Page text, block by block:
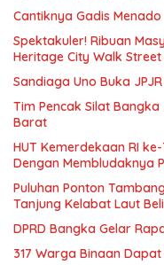
Cantiknya Gadis Menado
Spektakuler! Ribuan
Heritage City Walk
Sandiaga Uno Buka
Tim Pencak Silat
Barat
HUT Kemerdekaan RI
Dengan Membludaknya
Puluhan Ponton
Tanjung Kelabat Laut
DPRD Bangka Gelar
317 Warga Binaan